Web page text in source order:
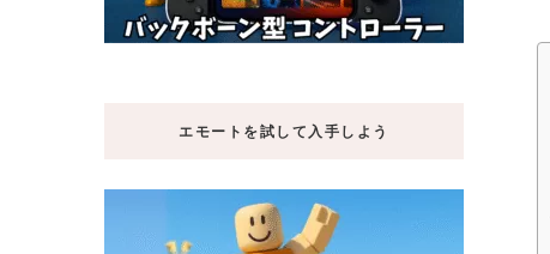
エモートを試して入手しよう